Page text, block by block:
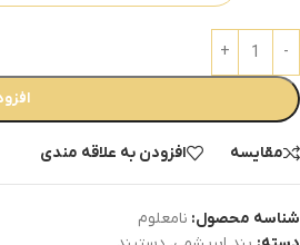
مقایسه افزودن به علاقه مندی
شناسه محصول: نامعلوم